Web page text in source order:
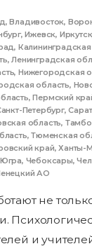
,Владивосток,
,Ижевск, Иркутск
,
,Ленинградская
,Нижегородская
область,
,Пермский
Петербург,
область,
,Тюменская
край,Ханты-
, Чебоксары,
АО
не
и